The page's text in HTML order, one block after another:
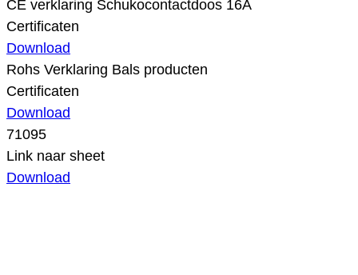
CE verklaring Schukocontactdoos 16A
Certificaten
Download
Rohs Verklaring Bals producten
Certificaten
Download
71095
Link naar sheet
Download